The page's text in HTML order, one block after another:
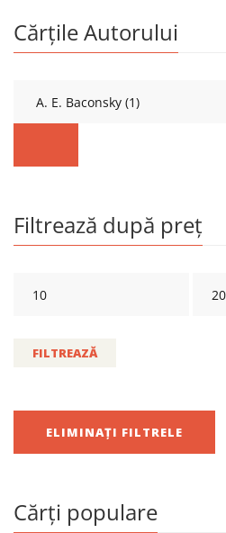
Cărțile Autorului
Filtrează după preț
FILTREAZĂ
ELIMINAȚI FILTRELE
Cărți populare